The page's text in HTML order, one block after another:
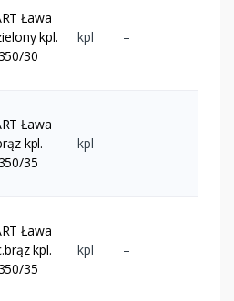
Ława
kpl.
30
kpl –
Ława
kpl.
35
kpl –
Ława
kpl.
35
kpl –